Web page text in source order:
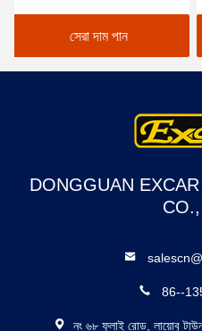
ইউএস ব্যাটারি ট্রোজান ক্রাউন 48
ভোল্ট ব্যাটারি চার্জার
সেরা দাম পান
DONGGUAN
86--
নং ৬৮ ফুলাই রোড, লায়োবু